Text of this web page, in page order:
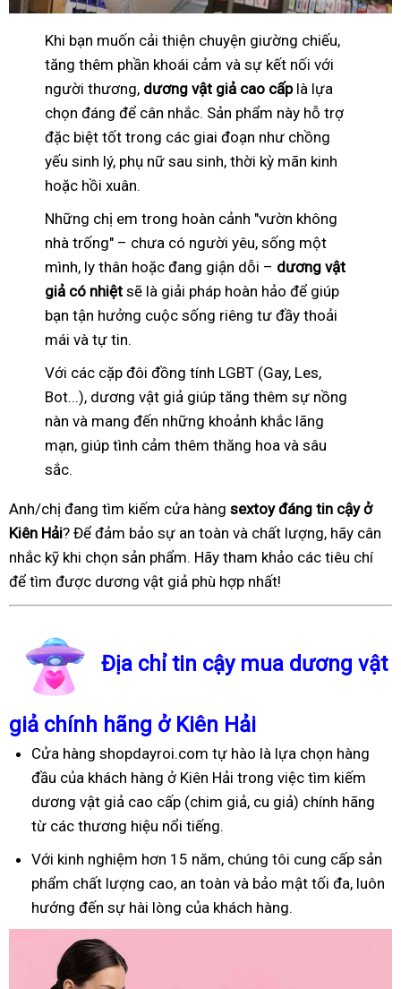
Khi bạn muốn cải thiện chuyện giường chiếu,
tăng thêm phần khoái cảm và sự kết nối với
người thương, dương vật giả cao cấplà lựa
chọn đáng để cân nhắc. Sản phẩm này hỗ trợ
đặc biệt tốt trong các giai đoạn như chồng
yếu sinh lý, phụ nữ sau sinh, thời kỳ mãn kinh
hoặc hồi xuân.
Những chị em trong hoàn cảnh "vườn không
nhà trống" – chưa có người yêu, sống một
mình, ly thân hoặc đang giận dỗi – dương vật
giả có nhiệt sẽ là giải pháp hoàn hảo để giúp
bạn tận hưởng cuộc sống riêng tư đầy thoải
mái và tự tin.
Với các cặp đôi đồng tính LGBT (Gay, Les,
Bot...), dương vật giả giúp tăng thêm sự nồng
nàn và mang đến những khoảnh khắc lãng
mạn, giúp tình cảm thêm thăng hoa và sâu
sắc.
Anh/chị đang tìm kiếm cửa hàng sextoy đáng tin cậy ở
Kiên Hải? Để đảm bảo sự an toàn và chất lượng, hãy cân
nhắc kỹ khi chọn sản phẩm. Hãy tham khảo các tiêu chí
để tìm được dương vật giả phù hợp nhất!
Địa chỉ tin cậy mua dương vật
giả chính hãng ở Kiên Hải
Cửa hàng shopdayroi.com tự hào là lựa chọn hàng
đầu của khách hàng ở Kiên Hải trong việc tìm kiếm
dương vật giả cao cấp (chim giả, cu giả) chính hãng
từ các thương hiệu nổi tiếng.
Với kinh nghiệm hơn 15 năm, chúng tôi cung cấp sản
phẩm chất lượng cao, an toàn và bảo mật tối đa, luôn
hướng đến sự hài lòng của khách hàng.